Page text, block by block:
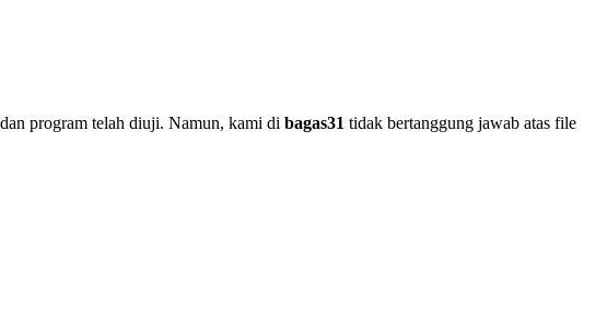
program telah diuji. Namun, kami di bagas31 tidak bertanggung jawab atas file